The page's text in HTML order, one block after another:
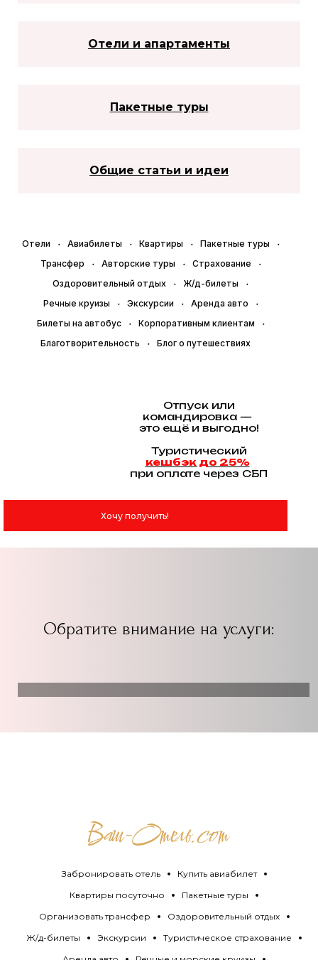
Отели и апартаменты
Пакетные туры
Общие статьи и идеи
Отели Авиабилеты Квартиры
Пакетные туры
Трансфер
Авторские туры
Страхование
Оздоровительный отдых
Ж/д-билеты
Речные круизы
Экскурсии
Аренда авто
Билеты на автобус
Корпоративным клиентам
Благотворительность
Блог о путешествиях
Хочу получить!
Отпуск или
командировка —
это ещё и выгодно!
Туристический
кешбэк до 25%
при оплате через СБП
Обратите внимание на услуги:
Забронировать отель
Купить авиабилет
Квартиры посуточно
Пакетные туры
Организовать трансфер
Оздоровительный отдых
Ж/д-билеты
Экскурсии
Туристическое страхование